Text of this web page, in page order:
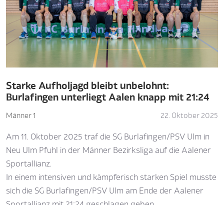
Starke Aufholjagd bleibt unbelohnt:
Burlafingen unterliegt Aalen knapp mit 21:24
Männer 1 22. Oktober 2025
Am 11. Oktober 2025 traf die SG Burlafingen/PSV Ulm in
Neu Ulm Pfuhl in der Männer Bezirksliga auf die Aalener
Sportallianz.
In einem intensiven und kämpferisch starken Spiel musste
sich die SG Burlafingen/PSV Ulm am Ende der Aalener